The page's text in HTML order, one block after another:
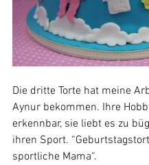
Die dritte Torte hat meine
Aynur bekommen. Ihre
erkennbar, sie liebt es zu
ihren Sport.
sportliche Mama“.